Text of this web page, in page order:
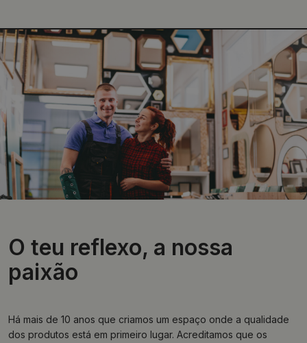
O teu reflexo, a nossa
paixão
Há mais de 10 anos que criamos um espaço onde a qualidade
dos produtos está em primeiro lugar. Acreditamos que os